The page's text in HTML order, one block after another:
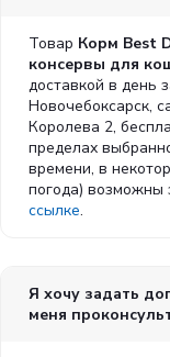
Товар Корм Best
консервы для
доставкой в день
Новочебоксарск,
Королева 2,
пределах
времени, в
погода) возможны
ссылке.
Я хочу задать
меня